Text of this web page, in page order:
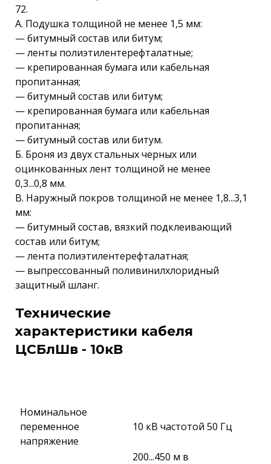
72.
А. Подушка толщиной не менее 1,5 мм:
— битумный состав или битум;
— ленты полиэтилентерефталатные;
— крепированная бумага или кабельная
пропитанная;
— битумный состав или битум;
— крепированная бумага или кабельная
пропитанная;
— битумный состав или битум.
Б. Броня из двух стальных черных или
оцинкованных лент толщиной не менее
0,3...0,8 мм.
В. Наружный покров толщиной не менее 1,8...3,1
мм:
— битумный состав, вязкий подклеивающий
состав или битум;
— лента полиэтилентерефталатная;
— выпрессованный поливинилхлоридный
защитный шланг.
Технические
характеристики кабеля
ЦСБлШв - 10кВ
Номинальное
переменное
напряжение
10 кВ частотой 50 Гц
200...450 м в